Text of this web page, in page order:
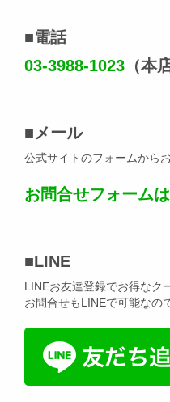
■電話
03-3988-1023 （本
■メール
公式サイトのフォームから
お問合せフォーム
■LINE
LINEお友達登録でお得なク
お問合せもLINEで可能なの